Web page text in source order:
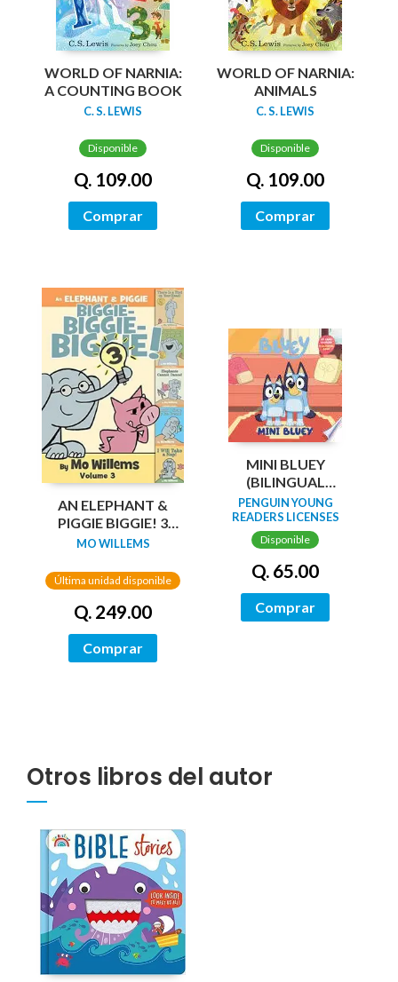
WORLD OF NARNIA:
A COUNTING BOOK
C. S. LEWIS
Disponible
Q. 109.00
Comprar
WORLD OF NARNIA:
ANIMALS
C. S. LEWIS
Disponible
Q. 109.00
Comprar
AN ELEPHANT &
PIGGIE BIGGIE! 3
NEW EDITION
MO WILLEMS
Última unidad disponible
Q. 249.00
Comprar
MINI BLUEY
(BILINGUAL
ENGLISH-SPANISH
EDITION)
PENGUIN YOUNG
READERS LICENSES
Disponible
Q. 65.00
Comprar
Otros libros del autor